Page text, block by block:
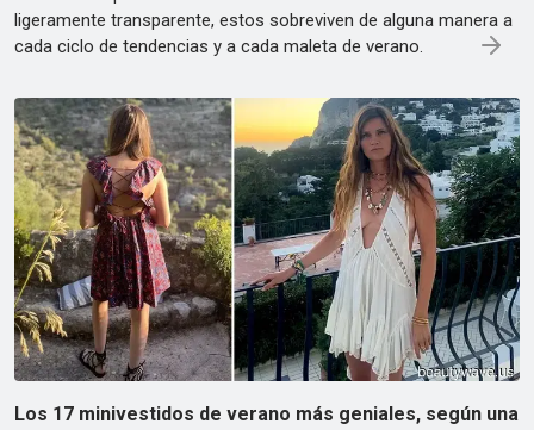
ligeramente transparente, estos sobreviven de alguna manera a
cada ciclo de tendencias y a cada maleta de verano.
Los 17 minivestidos de verano más geniales, según una